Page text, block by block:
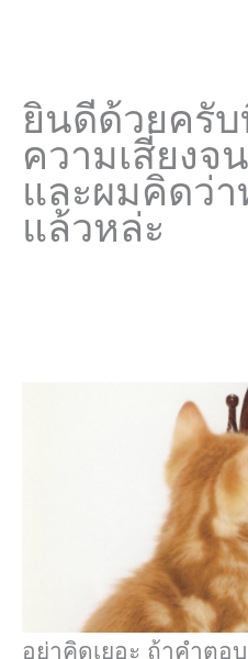
ยินดีด้วยครั
ความเสี่ยงจ
และผมคิดว่
แล้วหล่ะ
อย่าคิดเยอะ ถ้าคำตอ